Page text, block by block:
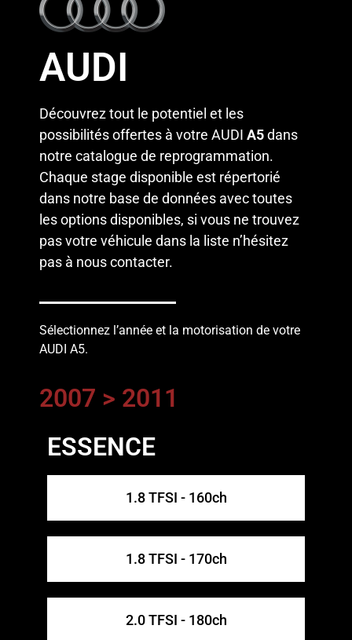
AUDI
Découvrez tout le potentiel et les
possibilités offertes à votre AUDI A5dans
notre catalogue de reprogrammation.
Chaque stage disponible est répertorié
dans notre base de données avec toutes
les options disponibles, si vous ne trouvez
pas votre véhicule dans la liste n’hésitez
pas à nous contacter.
Sélectionnez l’année et la motorisation de votre
AUDI A5.
2007 > 2011
ESSENCE
1.8 TFSI - 160ch
1.8 TFSI - 170ch
2.0 TFSI - 180ch